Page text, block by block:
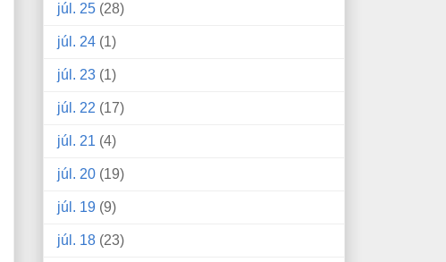
júl. 25 (28)
júl. 24 (1)
júl. 23 (1)
júl. 22 (17)
júl. 21 (4)
júl. 20 (19)
júl. 19 (9)
júl. 18 (23)